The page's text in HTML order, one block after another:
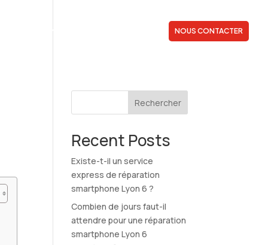
QUI SOMMES-NOUS ? NOUS CONTACTER
Rechercher
Recent Posts
Existe-t-il un service
express de réparation
smartphone Lyon 6 ?
Combien de jours faut-il
attendre pour une réparation
smartphone Lyon 6